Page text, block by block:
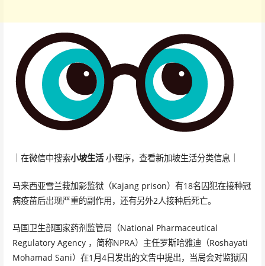
｜在微信中搜索小坡生活小程序，查看新加坡生活分类信息｜
马来西亚雪兰莪加影监狱（Kajang prison）有18名囚犯在接种冠
病疫苗后出现严重的副作用，还有另外2人接种后死亡。
马国卫生部国家药剂监管局（National Pharmaceutical
Regulatory Agency ，简称NPRA）主任罗斯哈雅迪（Roshayati
Mohamad Sani）在1月4日发出的文告中提出，当局会对监狱囚